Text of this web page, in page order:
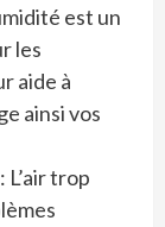
est un
les
aide à
ainsi vos
trop